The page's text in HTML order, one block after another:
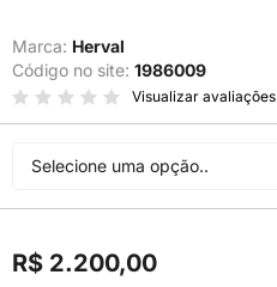
Marca: Herval
Código no site: 1986009
Visualizar avaliações
Selecione uma opção..
R$ 2.200,00